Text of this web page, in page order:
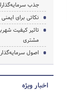
جذب
نکاتی برای
تاثیر کیفیت
مشتری
اصول
اخبار ویژه